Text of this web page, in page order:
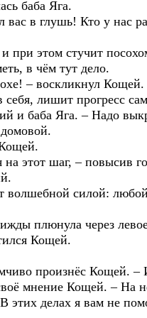
баба Яга.
в глушь! Кто у нас
этом стучит
в чём тут дело.
– воскликнул
лишит прогресс
и баба Яга. – Надо
этот шаг, – повысив
силой:
плюнула через
Кощей.
произнёс Кощей. –
мнение Кощей. – На
делах я вам не